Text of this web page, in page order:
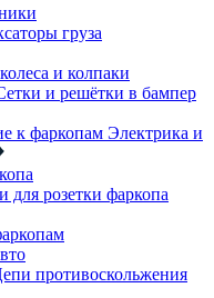
груза
и колпаки
и решётки в бампер
Электрика и
для розетки фаркопа
противоскольжения